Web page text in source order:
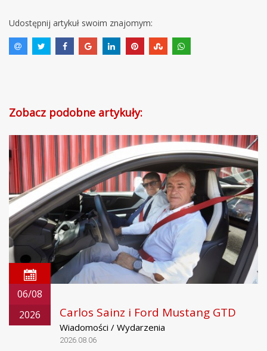
Udostępnij artykuł swoim znajomym:
Zobacz podobne artykuły:
06/08
2026
Carlos Sainz i Ford Mustang GTD
Wiadomości / Wydarzenia
2026.08.06